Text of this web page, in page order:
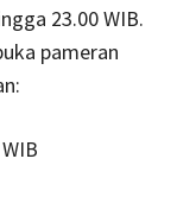
23.00 WIB.
pameran